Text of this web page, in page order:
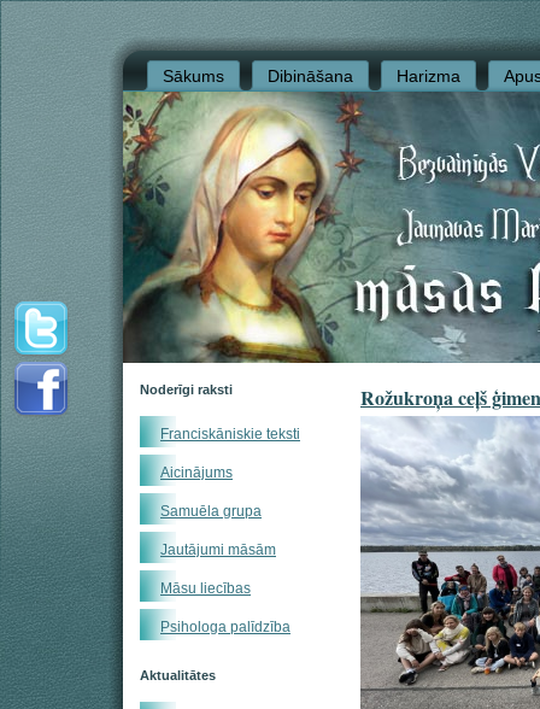
Sākums Dibināšana Harizma
Noderīgi raksti
Franciskāniskie teksti
Aicinājums
Samuēla grupa
Jautājumi māsām
Māsu liecības
Psihologa palīdzība
Aktualitātes
Rožukroņa ceļš